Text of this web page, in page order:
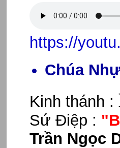
https://
Chúa
Kinh thánh :
Sứ Điệp :
Trần Ngọc